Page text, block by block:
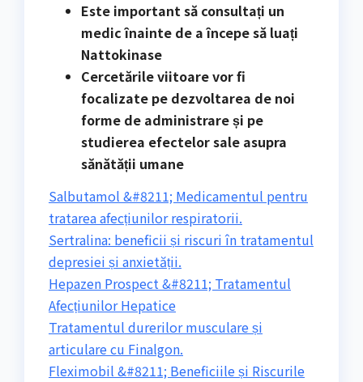
Este important să consultați un
medic înainte de a începe să luați
Nattokinase
Cercetările viitoare vor fi
focalizate pe dezvoltarea de noi
forme de administrare și pe
studierea efectelor sale asupra
sănătății umane
Salbutamol &#8211; Medicamentul pentru
tratarea afecțiunilor respiratorii.
Sertralina: beneficii și riscuri în tratamentul
depresiei și anxietății.
Hepazen Prospect &#8211; Tratamentul
Afecțiunilor Hepatice
Tratamentul durerilor musculare și
articulare cu Finalgon.
Fleximobil &#8211; Beneficiile și Riscurile